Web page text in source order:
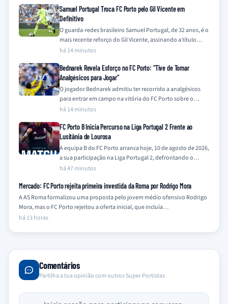
Samuel Portugal Troca FC Porto pelo Gil Vicente em
Definitivo
O guarda-redes brasileiro Samuel Portugal, de 32 anos, é o
mais recente reforço do Gil Vicente, assinando a título
definitivo após quatro…
há 14 minutos
Bednarek Revela Esforço no FC Porto: “Tive de Tomar
Analgésicos para Jogar”
O jogador Bednarek admitiu ter recorrido a analgésicos
para entrar em campo na vitória do FC Porto sobre o
Alverca, confessando que…
há 14 minutos
FC Porto B Inicia Percurso na Liga Portugal 2 Frente ao
Lusitânia de Lourosa
A equipa B do FC Porto arranca hoje, 10 de agosto de 2026,
a sua participação na Liga Portugal 2, defrontando o…
há 47 minutos
Mercado: FC Porto rejeita primeira investida da Roma por Rodrigo Mora
A AS Roma formalizou uma proposta pelo jovem médio ofensivo Rodrigo
Mora, mas o FC Porto rejeitou a oferta inicial, que incluía…
há 13 horas
Comentários
Partilha a tua opinião com outros Super Portistas